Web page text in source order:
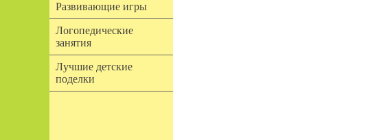
Развивающие игры
Логопедические
занятия
Лучшие детские
поделки